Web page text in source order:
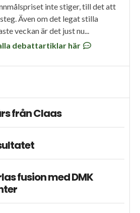
inte stiger, till det att
Även om det legat stilla
veckan är det just nu...
debattartiklar här
från Claas
fusion med DMK